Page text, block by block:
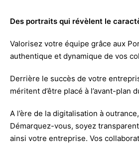
Des portraits qui révèlent le
Valorisez votre équipe grâce aux
authentique et dynamique de vos
Derrière le succès de votre
méritent d’être placé à l’avant-
A l’ère de la digitalisation à
Démarquez-vous, soyez
ainsi votre entreprise. Vos